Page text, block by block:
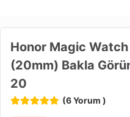
Honor Magic
(20mm) Bakla
20
(6 Yorum )